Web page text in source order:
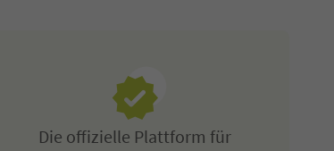
Die offizielle Plattform für